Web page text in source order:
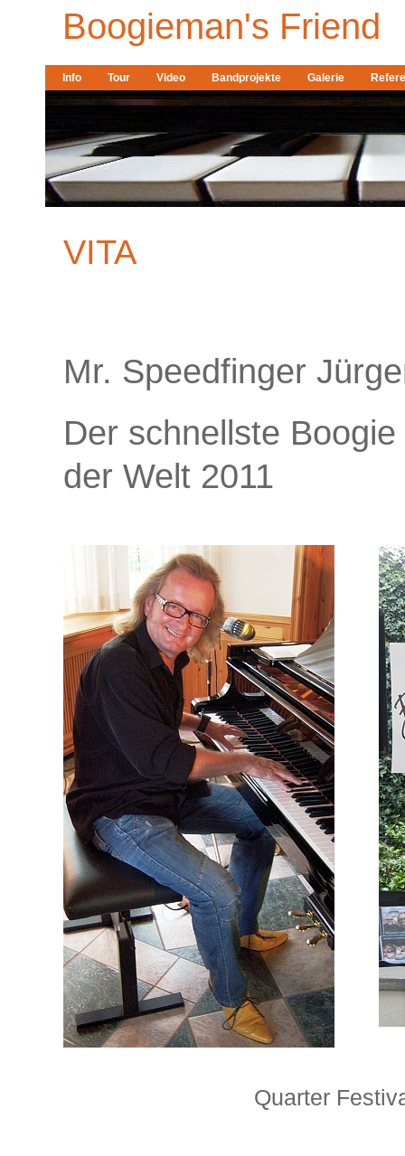
Boogieman's Friend
Info Tour Video Bandprojekte Galerie
VITA
Mr. Speedfinger
Der schnellste
der Welt 2011
Quarter